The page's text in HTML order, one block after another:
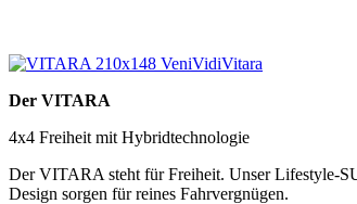
Der VITARA
4x4 Freiheit mit Hybridtechnologie
Der VITARA steht für Freiheit. Unser Lifestyle-
Design sorgen für reines Fahrvergnügen.